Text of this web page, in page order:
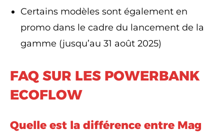
Certains modèles sont également en
promo dans le cadre du lancement de la
gamme (jusqu’au 31 août 2025)
FAQ SUR LES POWERBANK
ECOFLOW
Quelle est la différence entre Mag